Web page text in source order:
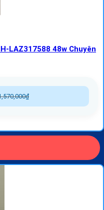
LAZ317588 48w Chuyên
₫